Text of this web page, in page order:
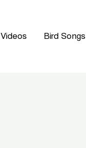
Videos Bird Songs